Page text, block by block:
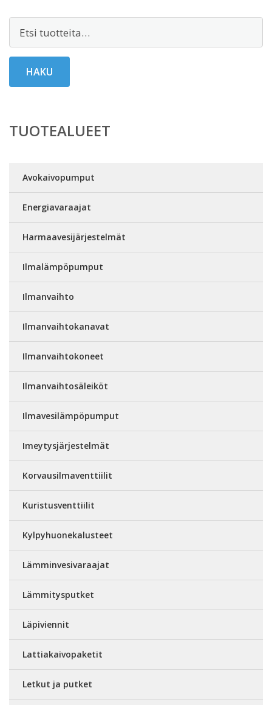
HAKU
TUOTEALUEET
Avokaivopumput
Energiavaraajat
Harmaavesijärjestelmät
Ilmalämpöpumput
Ilmanvaihto
Ilmanvaihtokanavat
Ilmanvaihtokoneet
Ilmanvaihtosäleiköt
Ilmavesilämpöpumput
Imeytysjärjestelmät
Korvausilmaventtiilit
Kuristusventtiilit
Kylpyhuonekalusteet
Lämminvesivaraajat
Lämmitysputket
Läpiviennit
Lattiakaivopaketit
Letkut ja putket